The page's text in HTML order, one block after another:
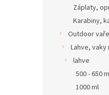
Záplaty,
Karabiny,
Outdoor
Lahve,
lahve
500 - 650
1000 ml